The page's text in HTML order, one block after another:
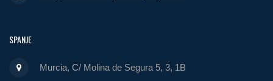
SPANJE
Murcia, C/ Molina de Segura 5, 3, 1B